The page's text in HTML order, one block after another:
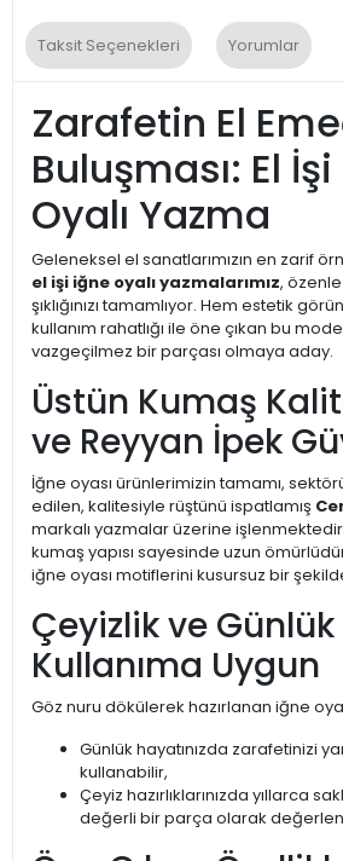
Taksit Seçenekleri Yorumlar
Zarafetin El
Buluşması: El
Oyalı Yazma
Geleneksel el sanatlarımızın en zarif
el işi iğne oyalı yazmalarımız,
şıklığınızı tamamlıyor. Hem estetik
kullanım rahatlığı ile öne çıkan bu
vazgeçilmez bir parçası olmaya aday.
Üstün Kumaş
ve Reyyan İpek
İğne oyası ürünlerimizin tamamı,
edilen, kalitesiyle rüştünü ispatlamış
markalı yazmalar üzerine
kumaş yapısı sayesinde uzun
iğne oyası motiflerini kusursuz bir
Çeyizlik ve Günlük
Kullanıma Uygun
Göz nuru dökülerek hazırlanan iğne
Günlük hayatınızda zarafetinizi
kullanabilir,
Çeyiz hazırlıklarınızda yıllarca
değerli bir parça olarak